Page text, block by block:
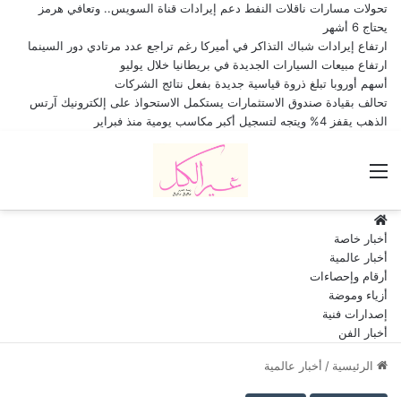
تحولات مسارات ناقلات النفط دعم إيرادات قناة السويس.. وتعافي هرمز
يحتاج 6 أشهر
ارتفاع إيرادات شباك التذاكر في أميركا رغم تراجع عدد مرتادي دور السينما
ارتفاع مبيعات السيارات الجديدة في بريطانيا خلال يوليو
أسهم أوروبا تبلغ ذروة قياسية جديدة بفعل نتائج الشركات
تحالف بقيادة صندوق الاستثمارات يستكمل الاستحواذ على إلكترونيك آرتس
الذهب يقفز 4% ويتجه لتسجيل أكبر مكاسب يومية منذ فبراير
أخبار خاصة
أخبار عالمية
أرقام وإحصاءات
أزياء وموضة
إصدارات فنية
أخبار الفن
الرئيسية / أخبار عالمية